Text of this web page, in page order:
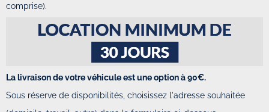
comprise).
La livraison de votre véhicule est une option à 90€.
Sous réserve de disponibilités, choisissez l'adresse souhaitée